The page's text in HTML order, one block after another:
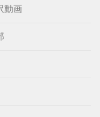
動画